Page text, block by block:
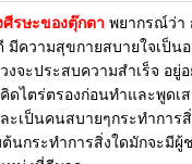
รษะของตุ๊กตา พยากรณ์ว่า
ความสุขกายสบายใจเป็น
จะประสบความสำเร็จ อยู่อ
ไตร่ตรองก่อนทำและพูดเ
ะเป็นคนสบายๆกระทำการ
กระทำการสิ่งใดมักจะมีผู้